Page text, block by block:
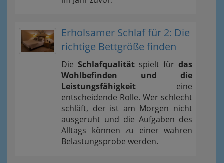
Erholsamer Schlaf für 2: Die
richtige Bettgröße finden
Die Schlafqualität spielt für das
Wohlbefinden und die
Leistungsfähigkeit eine
entscheidende Rolle. Wer schlecht
schläft, der ist am Morgen nicht
ausgeruht und die Aufgaben des
Alltags können zu einer wahren
Belastungsprobe werden.